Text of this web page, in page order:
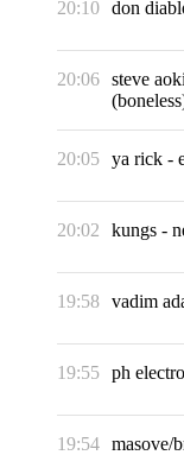
20:10 don
20:06 steve
20:05 ya rick -
20:02 kungs -
19:58 vadim
19:55 ph electro
19:54 masove/